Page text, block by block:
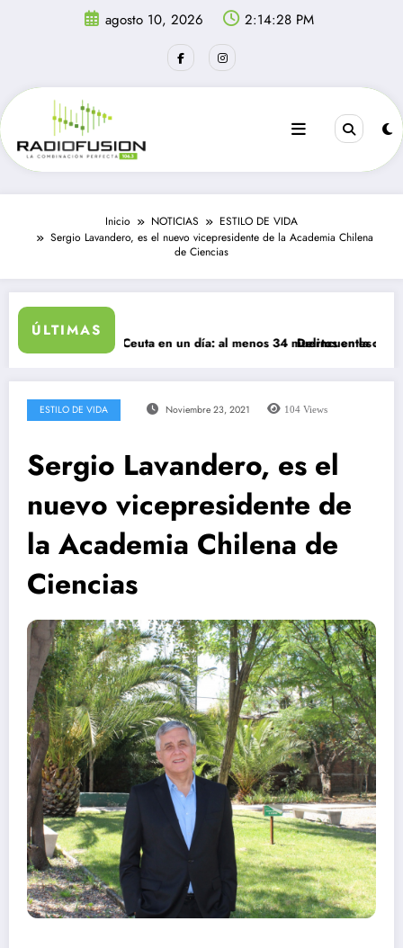
agosto 10, 2026 2:14:28 PM
Inicio NOTICIAS
ESTILO DE VIDA
Sergio Lavandero, es el nuevo vicepresidente de la Academia Chilena
de Ciencias
ÚLTIMAS
ingresan a Ceuta en un día: al menos 34 muertos en la crisis.
Delincuentes matan a
ESTILO DE VIDA Noviembre 23, 2021 104 Views
Sergio Lavandero, es el
nuevo vicepresidente de
la Academia Chilena de
Ciencias